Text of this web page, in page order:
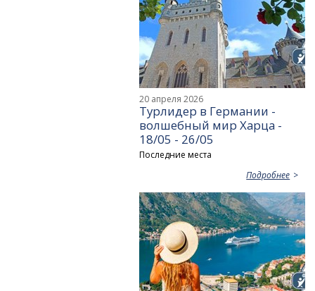
20 апреля 2026
Турлидер в Германии -
волшебный мир Харца -
18/05 - 26/05
Последние места
Подробнее